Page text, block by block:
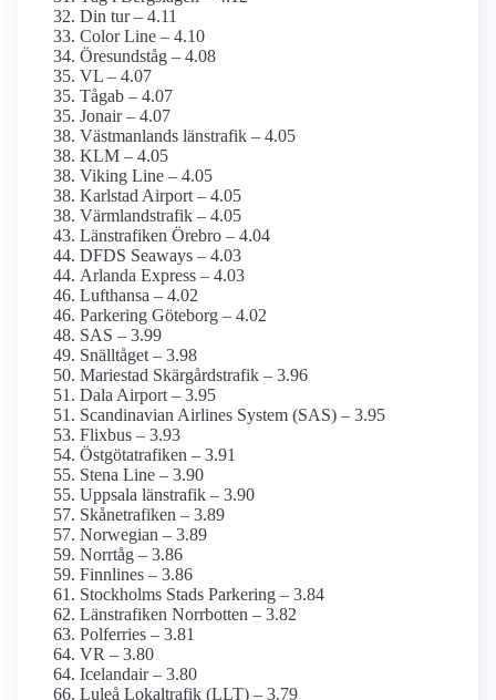
Din tur – 4.11
Color Line – 4.10
Öresundståg – 4.08
VL – 4.07
Tågab – 4.07
Jonair – 4.07
Västmanlands länstrafik – 4.05
KLM – 4.05
Viking Line – 4.05
Karlstad Airport – 4.05
Värmlandstrafik – 4.05
Länstrafiken Örebro – 4.04
DFDS Seaways – 4.03
Arlanda Express – 4.03
Lufthansa – 4.02
Parkering Göteborg – 4.02
SAS – 3.99
Snälltåget – 3.98
Mariestad Skärgårdstrafik – 3.96
Dala Airport – 3.95
Scandinavian Airlines System (SAS) – 3.95
Flixbus – 3.93
Östgötatrafiken – 3.91
Stena Line – 3.90
Uppsala länstrafik – 3.90
Skånetrafiken – 3.89
Norwegian – 3.89
Norrtåg – 3.86
Finnlines – 3.86
Stockholms Stads Parkering – 3.84
Länstrafiken Norrbotten – 3.82
Polferries – 3.81
VR – 3.80
Icelandair – 3.80
Luleå Lokaltrafik (LLT) – 3.79